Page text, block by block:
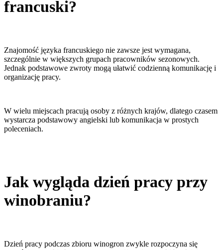
francuski?
Znajomość języka francuskiego nie zawsze jest wymagana,
szczególnie w większych grupach pracowników sezonowych.
Jednak podstawowe zwroty mogą ułatwić codzienną komunikację i
organizację pracy.
W wielu miejscach pracują osoby z różnych krajów, dlatego czasem
wystarcza podstawowy angielski lub komunikacja w prostych
poleceniach.
Jak wygląda dzień pracy przy
winobraniu?
Dzień pracy podczas zbioru winogron zwykle rozpoczyna się